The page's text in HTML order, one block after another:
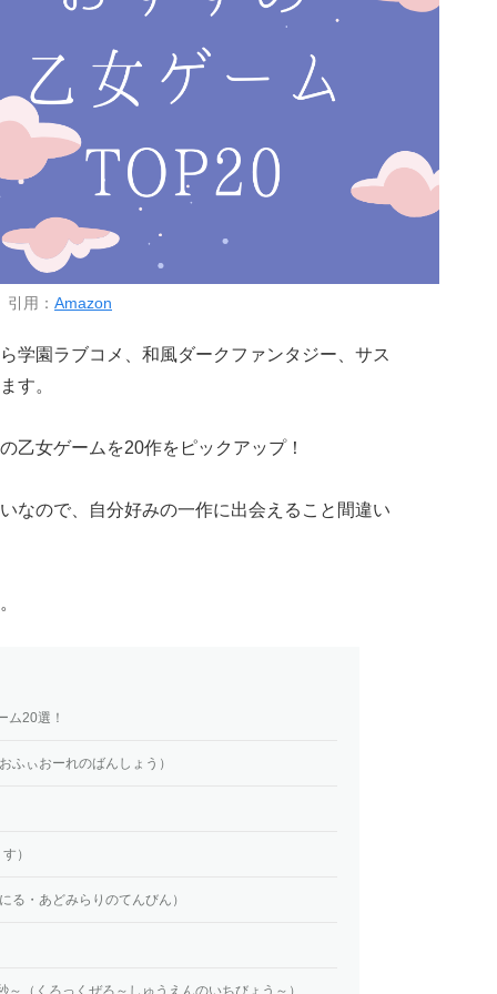
引用： Amazon
学園ラブコメ、和風ダークファンタジー、サス
す。
乙女ゲームを20作をピックアップ！
なので、自分好みの一作に出会えること間違い
ム20選！
ふぃおーれのばんしょう）
）
る・あどみらりのてんびん）
（くろっくぜろ～しゅうえんのいちびょう～）